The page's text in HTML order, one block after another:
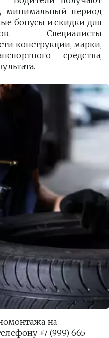
минимальный период
бонусы и скидки для
Специалисты
конструкции, марки,
средства,
на
+7 (999) 665-